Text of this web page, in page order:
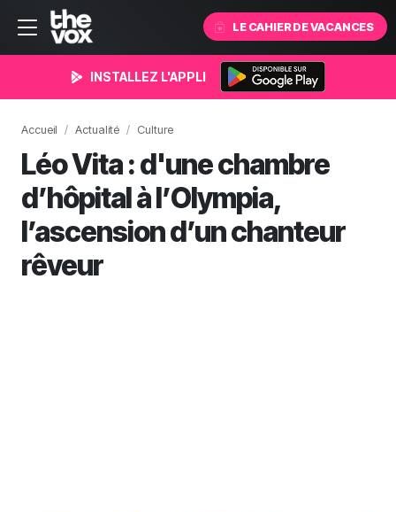
LE CAHIER DE VACANCES
INSTALLEZ L'APPLI
Accueil Actualité Culture
Léo Vita : d'une chambre
d’hôpital à l’Olympia,
l’ascension d’un chanteur
rêveur